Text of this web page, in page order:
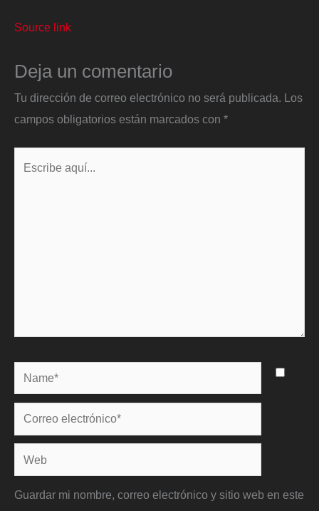
Source link
Deja un comentario
Tu dirección de correo electrónico no será publicada. Los
campos obligatorios están marcados con *
Name*
Correo
electrónico*
Web
Guardar mi nombre, correo electrónico y sitio web en este